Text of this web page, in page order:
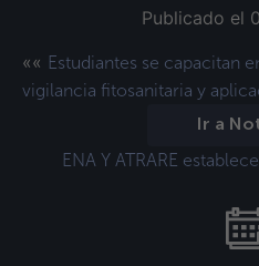
Publicado el
«« Estudiantes se capacitan
vigilancia fitosanitaria y
Ir a
ENA Y ATRARE